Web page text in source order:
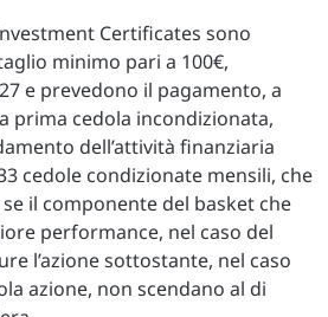
Certificates sono
minimo pari a 100€,
e prevedono il pagamento, a
prima cedola incondizionata,
dell’attività finanziaria
cedole condizionate mensili, che
il componente del basket che
performance, nel caso del
l’azione sottostante, nel caso
azione, non scendano al di